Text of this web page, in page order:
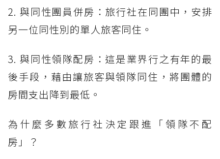
2. 與同性團員併房：旅行社在同團中，安排
另一位同性別的單人旅客同住。
3. 與同性領隊配房：這是業界行之有年的最
後手段，藉由讓旅客與領隊同住，將團體的
房間支出降到最低。
為什麼多數旅行社決定跟進「領隊不配
房」？